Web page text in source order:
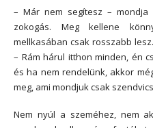
– Már nem segítesz –
zokogás. Meg kellene
mellkasában csak rosszabb
– Rám hárul itthon minden, én
és ha nem rendelünk, akkor
meg, ami mondjuk csak
Nem nyúl a szeméhez, nem